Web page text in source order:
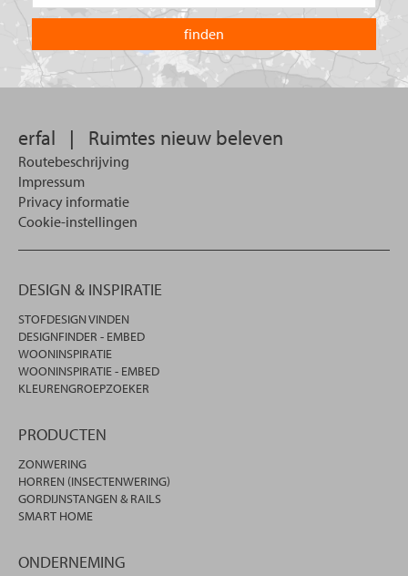
u?
land
waarin
u
wilt
zoeken.
erfal | Ruimtes nieuw beleven
Routebeschrijving
Impressum
Privacy informatie
Cookie-instellingen
DESIGN & INSPIRATIE
STOFDESIGN VINDEN
DESIGNFINDER - EMBED
WOONINSPIRATIE
WOONINSPIRATIE - EMBED
KLEURENGROEPZOEKER
PRODUCTEN
ZONWERING
HORREN (INSECTENWERING)
GORDIJNSTANGEN & RAILS
SMART HOME
ONDERNEMING